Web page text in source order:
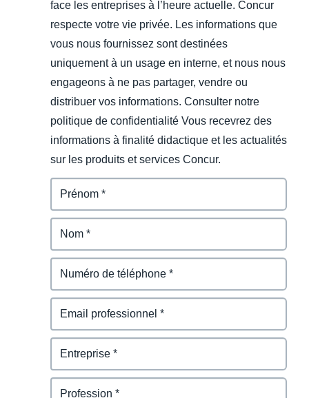
face les entreprises à l’heure actuelle. Concur
respecte votre vie privée. Les informations que
vous nous fournissez sont destinées
uniquement à un usage en interne, et nous nous
engageons à ne pas partager, vendre ou
distribuer vos informations. Consulter notre
politique de confidentialité Vous recevrez des
informations à finalité didactique et les actualités
sur les produits et services Concur.